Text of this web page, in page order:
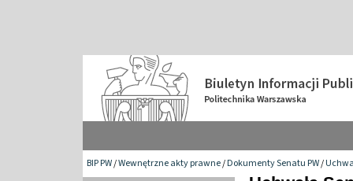
BIP PW/Wewnętrzne akty prawne/Dokumenty Senatu PW/